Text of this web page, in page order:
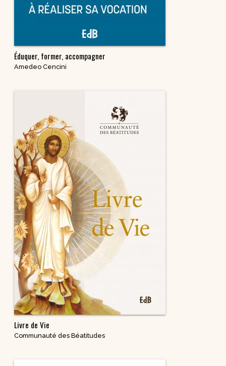
Éduquer, former, accompagner
Amedeo Cencini
Livre de Vie
Communauté des Béatitudes